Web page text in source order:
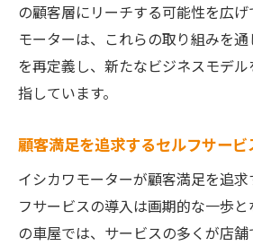
の顧客層にリーチする可能性を広
モーターは、これらの取り組みを
を再定義し、新たなビジネスモデ
指しています。
顧客満足を追求するセルフサービ
イシカワモーターが顧客満足を追
フサービスの導入は画期的な一歩
の車屋では、サービスの多くが店